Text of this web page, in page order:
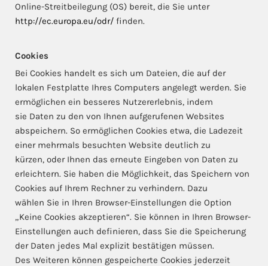
Online-Streitbeilegung (OS) bereit, die Sie unter
http://ec.europa.eu/odr/ finden.
Cookies
Bei Cookies handelt es sich um Dateien, die auf der
lokalen Festplatte Ihres Computers angelegt werden. Sie
ermöglichen ein besseres Nutzererlebnis, indem
sie Daten zu den von Ihnen aufgerufenen Websites
abspeichern. So ermöglichen Cookies etwa, die Ladezeit
einer mehrmals besuchten Website deutlich zu
kürzen, oder Ihnen das erneute Eingeben von Daten zu
erleichtern. Sie haben die Möglichkeit, das Speichern von
Cookies auf Ihrem Rechner zu verhindern. Dazu
wählen Sie in Ihren Browser-Einstellungen die Option
„Keine Cookies akzeptieren“. Sie können in Ihren Browser-
Einstellungen auch definieren, dass Sie die Speicherung
der Daten jedes Mal explizit bestätigen müssen.
Des Weiteren können gespeicherte Cookies jederzeit